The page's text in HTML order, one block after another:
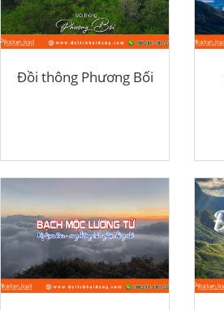
Đồi thông Phương Bối